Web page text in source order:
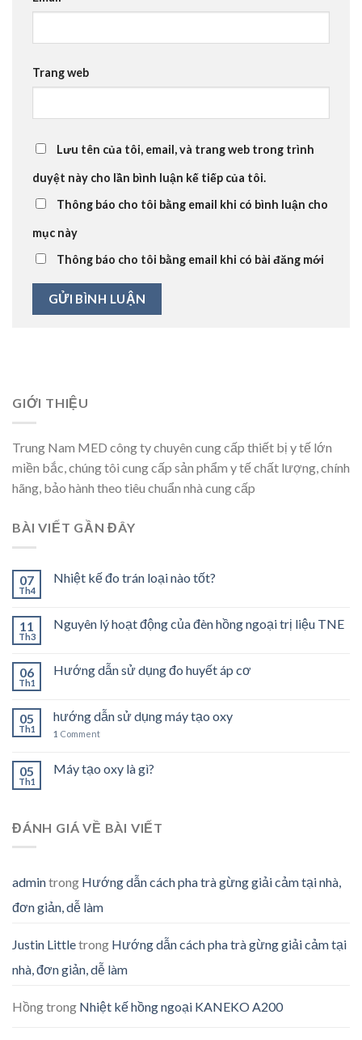
Trang web
Lưu tên của tôi, email, và trang web trong trình
duyệt này cho lần bình luận kế tiếp của tôi.
Thông báo cho tôi bằng email khi có bình luận cho
mục này
Thông báo cho tôi bằng email khi có bài đăng mới
GIỚI THIỆU
Trung Nam MED công ty chuyên cung cấp thiết bị y tế lớn
miền bắc, chúng tôi cung cấp sản phẩm y tế chất lượng, chính
hãng, bảo hành theo tiêu chuẩn nhà cung cấp
BÀI VIẾT GẦN ĐÂY
07
Th4
Nhiệt kế đo trán loại nào tốt?
11
Th3
Nguyên lý hoạt động của đèn hồng ngoại trị liệu TNE
06
Th1
Hướng dẫn sử dụng đo huyết áp cơ
05
Th1
hướng dẫn sử dụng máy tạo oxy
1 Comment
05
Th1
Máy tạo oxy là gì?
ĐÁNH GIÁ VỀ BÀI VIẾT
admintrong Hướng dẫn cách pha trà gừng giải cảm tại nhà,
đơn giản, dễ làm
Justin Littletrong Hướng dẫn cách pha trà gừng giải cảm tại
nhà, đơn giản, dễ làm
Hồngtrong Nhiệt kế hồng ngoại KANEKO A200